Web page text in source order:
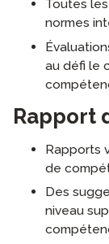
Toutes
normes
au défi le
Rapport
Rapports
de
Des
niveau